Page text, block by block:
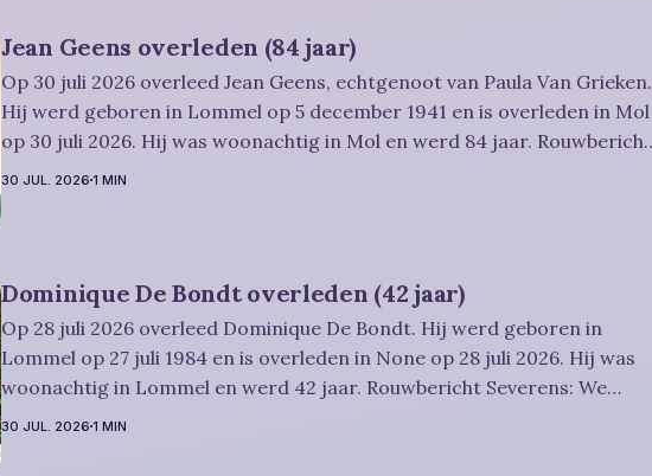
Jean Geens overleden (84 jaar)
Op 30 juli 2026 overleed Jean Geens, echtgenoot van Paula Van Grieken.
Hij werd geboren in Lommel op 5 december 1941 en is overleden in Mol
op 30 juli 2026. Hij was woonachtig in Mol en werd 84 jaar. Rouwbericht
Dries-Hulsmans: Plechtigheid: U wordt vriendelijk uitgenodigd om
30 JUL. 2026 1 MIN
Dominique De Bondt overleden (42 jaar)
Op 28 juli 2026 overleed Dominique De Bondt. Hij werd geboren in
Lommel op 27 juli 1984 en is overleden in None op 28 juli 2026. Hij was
woonachtig in Lommel en werd 42 jaar. Rouwbericht Severens: We
nemen afscheid van Dominique tijdens een intieme plechtigheid,
30 JUL. 2026 1 MIN